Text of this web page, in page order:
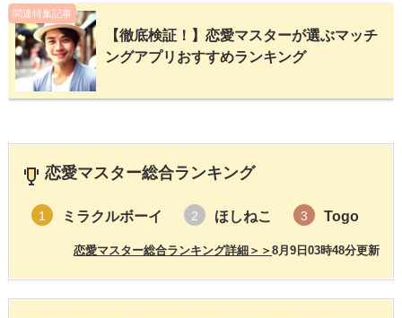
関連特集記事
【徹底検証！】恋愛マスターが選ぶマッチ
ングアプリおすすめランキング
恋愛マスター総合ランキング
1 ミラクルボーイ 2 ほしねこ 3 Togo
8月9日03時48分更新
恋愛マスター総合ランキング詳細＞＞